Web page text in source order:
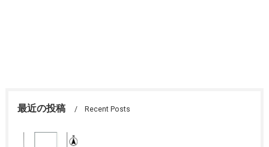
最近の投稿 Recent Posts